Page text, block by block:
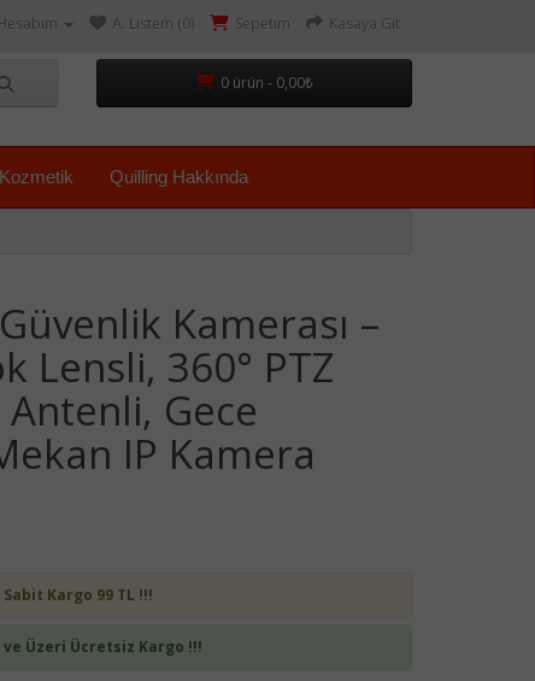
A. Listem (0) Sepetim Kasaya Git
0 ürün - 0,00₺
Kozmetik Quilling Hakkında
Kamerası –
Lensli, 360° PTZ
Gece
IP Kamera
Sabit Kargo 99 TL !!!
ve Üzeri Ücretsiz Kargo !!!